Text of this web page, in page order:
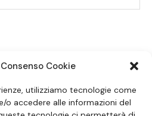
Cookie
utilizziamo tecnologie come
o accedere alle informazioni del
SUI SOCIAL